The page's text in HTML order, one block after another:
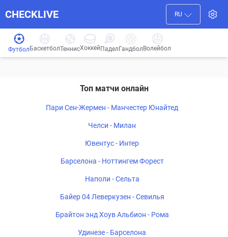
CHECKLIVE RU
Футбол БаскетболТеннисХоккей ПаделГандбол Волейбол
Топ матчи онлайн
Пари Сен-Жермен - Манчестер Юнайтед
Челси - Милан
Ювентус - Интер
Барселона - Ноттингем Форест
Наполи - Сельта
Байер 04 Леверкузен - Севилья
Брайтон энд Хоув Альбион - Рома
Удинезе - Барселона